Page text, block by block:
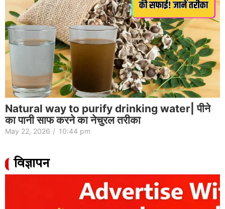
Natural way to purify drinking water| पीने
का पानी साफ करने का नेचुरल तरीका
May 22, 2026 / 10:44 pm
विज्ञापन